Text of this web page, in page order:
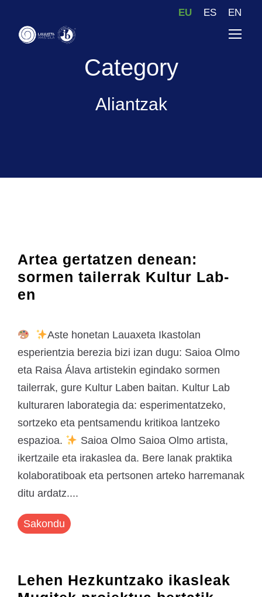
EU ES EN
Category
Aliantzak
Artea gertatzen denean:
sormen tailerrak Kultur Lab-
en
Aste honetan Lauaxeta Ikastolan
esperientzia berezia bizi izan dugu: Saioa Olmo
eta Raisa Álava artistekin egindako sormen
tailerrak, gure Kultur Laben baitan. Kultur Lab
kulturaren laborategia da: esperimentatzeko,
sortzeko eta pentsamendu kritikoa lantzeko
espazioa.
Saioa Olmo Saioa Olmo artista,
ikertzaile eta irakaslea da. Bere lanak praktika
kolaboratiboak eta pertsonen arteko harremanak
ditu ardatz....
Sakondu
Lehen Hezkuntzako ikasleak